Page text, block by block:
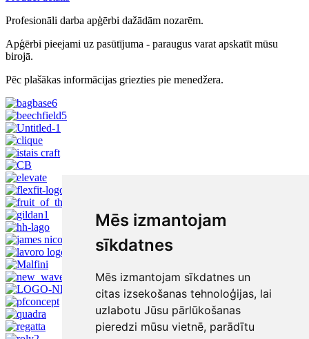
Mēs izmantojam
sīkdatnes
Mēs izmantojam sīkdatnes un
citas izsekošanas tehnoloģijas, lai
uzlabotu Jūsu pārlūkošanas
pieredzi mūsu vietnē, parādītu
Profesionāli darba apģērbi dažādām nozarēm.
Apģērbi pieejami uz pasūtījuma - paraugus varat apskatīt mūsu
birojā.
Pēc plašākas informācijas griezties pie menedžera.